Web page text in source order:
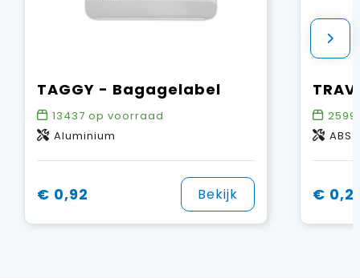
TAGGY - Bagagelabel
13437 op voorraad
Aluminium
€ 0,92 Bekijk
ABS
€